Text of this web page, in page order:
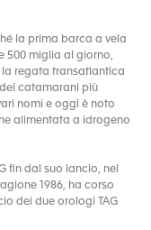
la prima barca a vela
500 miglia al giorno,
la regata transatlantica
catamarani più
nomi e oggi è noto
alimentata a idrogeno
fin dal suo lancio, nel
1986, ha corso
dei due orologi TAG